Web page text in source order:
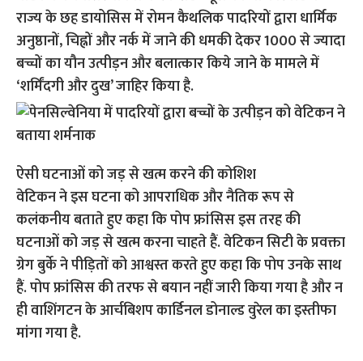
राज्य के छह डायोसिस में रोमन कैथलिक पादरियों द्वारा धार्मिक
अनुष्ठानों, चिह्नों और नर्क में जाने की धमकी देकर 1000 से ज्यादा
बच्चों का यौन उत्पीड़न और बलात्कार किये जाने के मामले में
‘शर्मिंदगी और दुख’ जाहिर किया है.
ऐसी घटनाओं को जड़ से खत्म करने की कोशिश
वेटिकन ने इस घटना को आपराधिक और नैतिक रूप से
कलंकनीय बताते हुए कहा कि पोप फ्रांसिस इस तरह की
घटनाओं को जड़ से खत्म करना चाहते हैं. वेटिकन सिटी के प्रवक्ता
ग्रेग बुर्के ने पीड़ितों को आश्वस्त करते हुए कहा कि पोप उनके साथ
हैं. पोप फ्रांसिस की तरफ से बयान नहीं जारी किया गया है और न
ही वाशिंगटन के आर्चबिशप कार्डिनल डोनाल्ड वुरेल का इस्तीफा
मांगा गया है.